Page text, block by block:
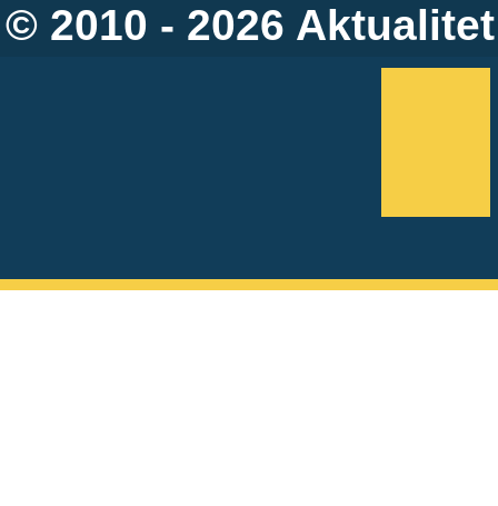
© 2010 - 2026 Aktualitet